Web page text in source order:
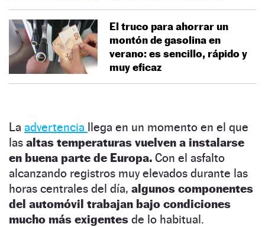
El truco para ahorrar un
montón de gasolina en
verano: es sencillo, rápido y
muy eficaz
La advertencia llega en un momento en el que
las altas temperaturas vuelven a instalarse
en buena parte de Europa. Con el asfalto
alcanzando registros muy elevados durante las
horas centrales del día, algunos componentes
del automóvil trabajan bajo condiciones
mucho más exigentes de lo habitual.